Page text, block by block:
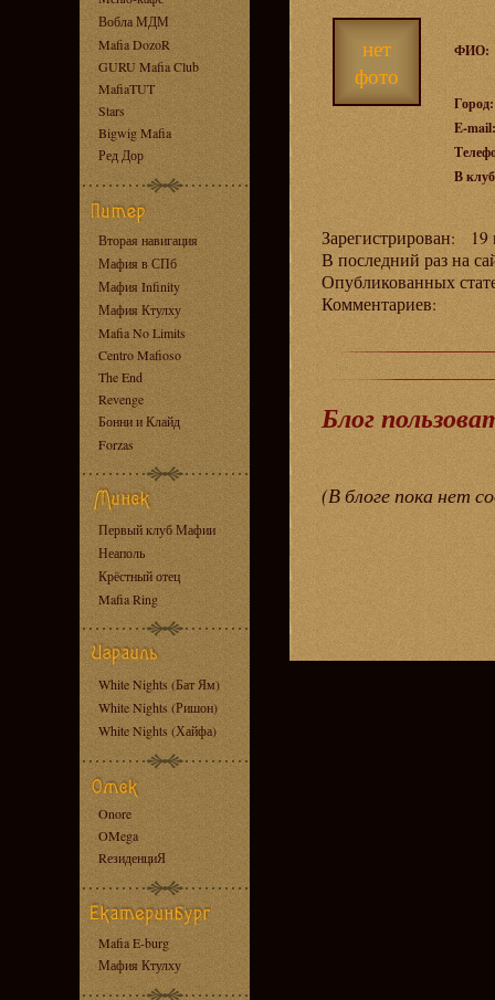
Вобла МДМ
Mafia DozoR
GURU Mafia Club
MafiaTUT
Stars
Bigwig Mafia
Ред Дор
Вторая навигация
Мафия в СПб
Мафия Infinity
Мафия Ктулху
Mafia No Limits
Centro Mafioso
The End
Revenge
Бонни и Клайд
Forzas
Первый клуб Мафии
Неаполь
Крёстный отец
Mafia Ring
White Nights (Бат Ям)
White Nights (Ришон)
White Nights (Хайфа)
Onore
OMega
RезиденциЯ
Mafia E-burg
Мафия Ктулху
нет
фото
ФИО:
Город:
E-mail:
В
Зарегистрирован: 19
В последний раз на
Опубликованных
Комментариев:
Блог
(В блоге пока нет